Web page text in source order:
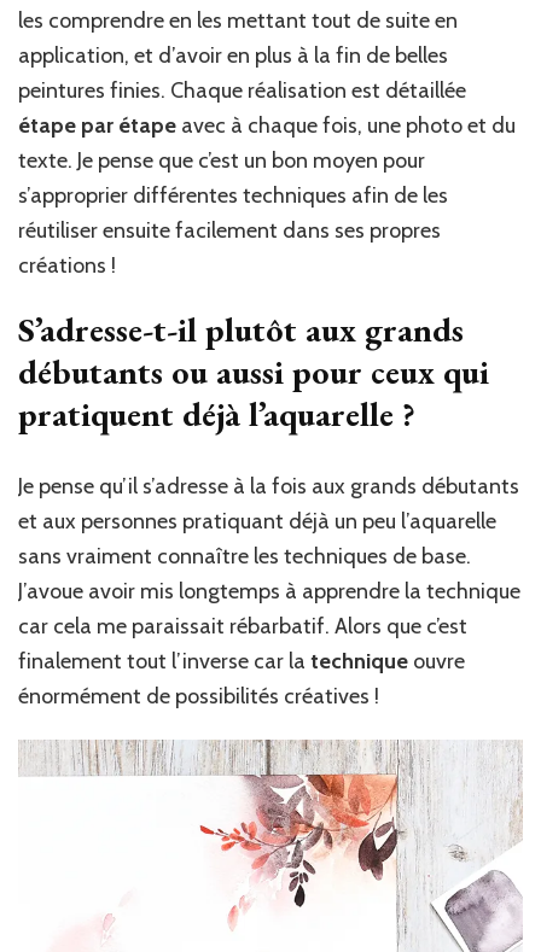
les comprendre en les mettant tout de suite en
application, et d’avoir en plus à la fin de belles
peintures finies. Chaque réalisation est détaillée
étape par étape avec à chaque fois, une photo et du
texte. Je pense que c’est un bon moyen pour
s’approprier différentes techniques afin de les
réutiliser ensuite facilement dans ses propres
créations !
S’adresse-t-il plutôt aux grands
débutants ou aussi pour ceux qui
pratiquent déjà l’aquarelle ?
Je pense qu’il s’adresse à la fois aux grands débutants
et aux personnes pratiquant déjà un peu l’aquarelle
sans vraiment connaître les techniques de base.
J’avoue avoir mis longtemps à apprendre la technique
car cela me paraissait rébarbatif. Alors que c’est
finalement tout l’inverse car la technique ouvre
énormément de possibilités créatives !